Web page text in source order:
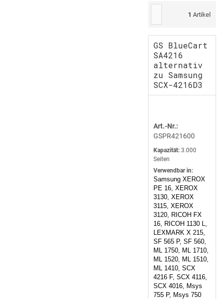
1 Artikel
GS BlueCart
SA4216
alternativ
zu Samsung
SCX-4216D3
Art.-Nr.:
GSPR421600
Kapazität: 3.000
Seiten
Verwendbar in:
Samsung XEROX
PE 16, XEROX
3130, XEROX
3115, XEROX
3120, RICOH FX
16, RICOH 1130 L,
LEXMARK X 215,
SF 565 P, SF 560,
ML 1750, ML 1710,
ML 1520, ML 1510,
ML 1410, SCX
4216 F, SCX 4116,
SCX 4016, Msys
755 P, Msys 750